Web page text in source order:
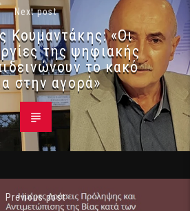
Next post
Κουμαντάκης: «Οι
της ψηφιακής
το κακό
στην αγορά»
Previous post